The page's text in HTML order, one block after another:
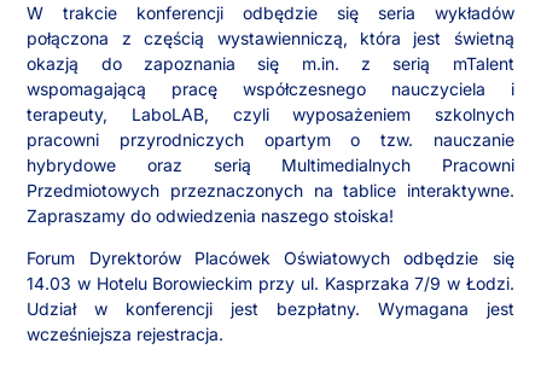
W trakcie konferencji odbędzie się seria wykładów
połączona z częścią wystawienniczą, która jest świetną
okazją do zapoznania się m.in. z serią mTalent
wspomagającą pracę współczesnego nauczyciela i
terapeuty, LaboLAB, czyli wyposażeniem szkolnych
pracowni przyrodniczych opartym o tzw. nauczanie
hybrydowe oraz serią Multimedialnych Pracowni
Przedmiotowych przeznaczonych na tablice interaktywne.
Zapraszamy do odwiedzenia naszego stoiska!
Forum Dyrektorów Placówek Oświatowych odbędzie się
14.03 w Hotelu Borowieckim przy ul. Kasprzaka 7/9 w Łodzi.
Udział w konferencji jest bezpłatny. Wymagana jest
wcześniejsza rejestracja.